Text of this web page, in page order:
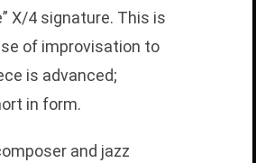
X/4 signature. This is
of improvisation to
is advanced;
in form.
and jazz